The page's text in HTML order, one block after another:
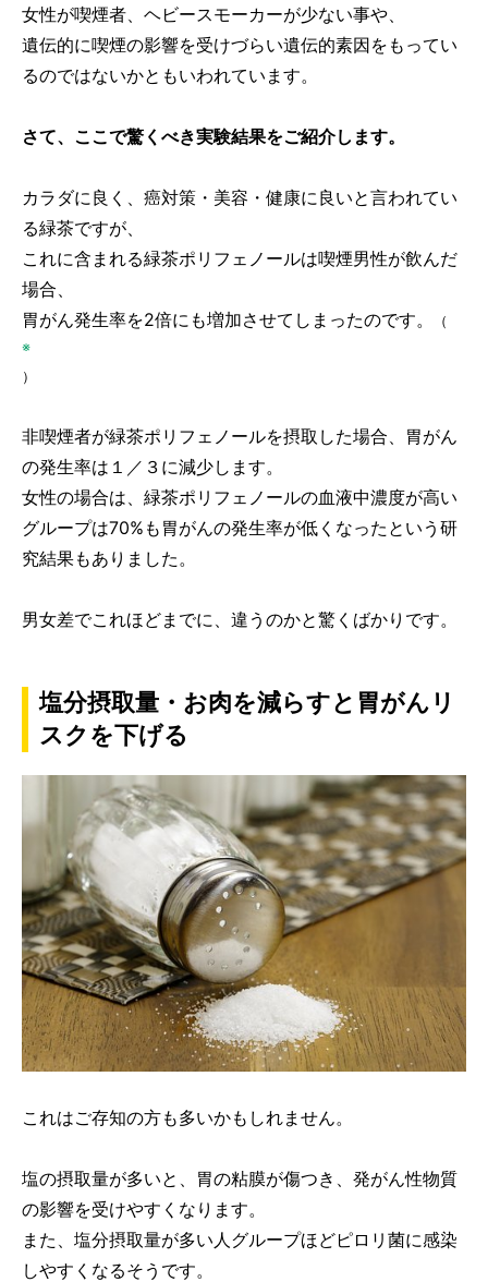
女性が喫煙者、ヘビースモーカーが少ない事や、
遺伝的に喫煙の影響を受けづらい遺伝的素因をもってい
るのではないかともいわれています。
さて、ここで驚くべき実験結果をご紹介します。
カラダに良く、癌対策・美容・健康に良いと言われてい
る緑茶ですが、
これに含まれる緑茶ポリフェノールは喫煙男性が飲んだ
場合、
胃がん発生率を2倍にも増加させてしまったのです。
（
※
）
非喫煙者が緑茶ポリフェノールを摂取した場合、胃がん
の発生率は１／３に減少します。
女性の場合は、緑茶ポリフェノールの血液中濃度が高い
グループは70%も胃がんの発生率が低くなったという研
究結果もありました。
男女差でこれほどまでに、違うのかと驚くばかりです。
塩分摂取量・お肉を減らすと胃がんリ
スクを下げる
これはご存知の方も多いかもしれません。
塩の摂取量が多いと、胃の粘膜が傷つき、発がん性物質
の影響を受けやすくなります。
また、塩分摂取量が多い人グループほどピロリ菌に感染
しやすくなるそうです。